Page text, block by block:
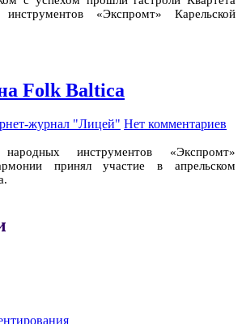
«Экспромт» Карельской
Folk Baltica
журнал "Лицей" Нет комментариев
инструментов «Экспромт»
принял участие в апрельском